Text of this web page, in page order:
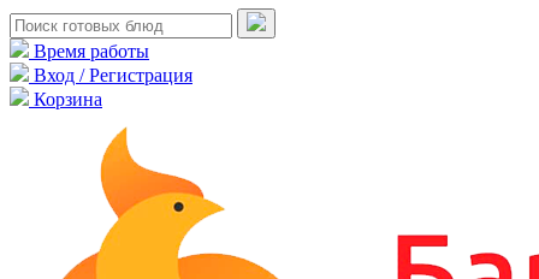
Время работы
Вход / Регистрация
Корзина